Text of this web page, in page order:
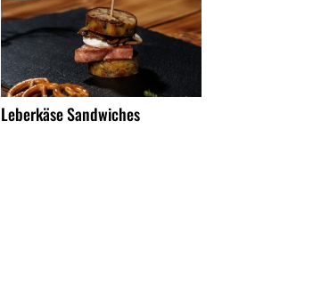
Leberkäse Sandwiches